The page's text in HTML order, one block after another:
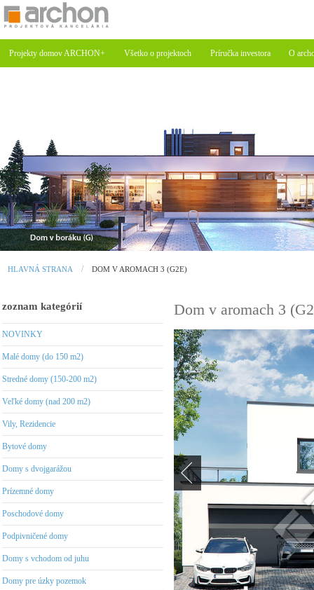
Projekty domov ARCHON+ Všetko o projektoch Príručka investora O
HLAVNÁ STRANA DOM V AROMACH 3 (G2E)
zoznam kategórií
NOVINKY
Malé domy (do 150 m2)
Stredné domy (150-200 m2)
Veľké domy (nad 200 m2)
Vily, Rezidencie
Bytové domy
Domy s dvojgarážou
Prízemné domy
Poschodové domy
Podpivničené domy
Domy s vchodom od juhu
Domy pre úzky pozemok
Dom v aromach 3